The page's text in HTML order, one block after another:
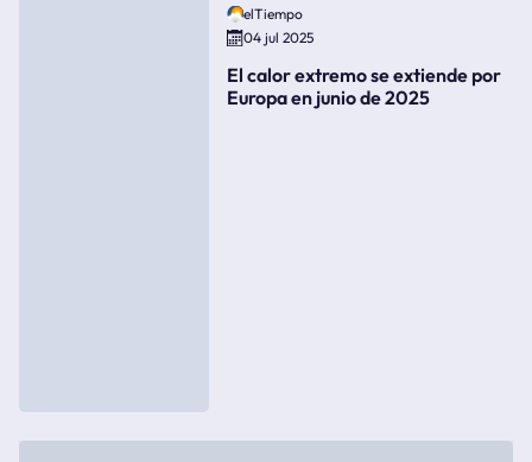
elTiempo
04 jul 2025
El calor extremo se extiende por
Europa en junio de 2025